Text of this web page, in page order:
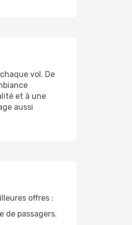
vol. De
et à une
aussi
offres :
de passagers.